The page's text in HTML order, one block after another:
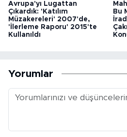
Avrupa'yı Lugattan
Çıkardık: 'Katılım
Müzakereleri' 2007'de,
'İlerleme Raporu' 2015'te
Kullanıldı
Bu
Yorumlar